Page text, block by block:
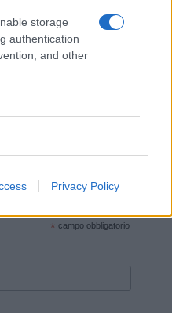
storage
authentication
and other
Privacy Policy
|Pubblicità|
aggiornato?
Oggi e ricevi le nostre
* campo obbligatorio